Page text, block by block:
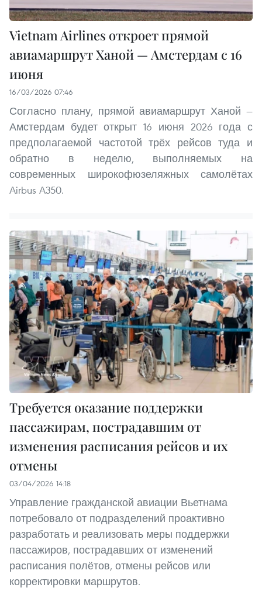
Vietnam Airlines откроет прямой
авиамаршрут Ханой — Амстердам с 16
июня
16/03/2026 07:46
Согласно плану, прямой авиамаршрут Ханой —
Амстердам будет открыт 16 июня 2026 года с
предполагаемой частотой трёх рейсов туда и
обратно в неделю, выполняемых на
современных широкофюзеляжных самолётах
Airbus A350.
Требуется оказание поддержки
пассажирам, пострадавшим от
изменения расписания рейсов и их
отмены
03/04/2026 14:18
Управление гражданской авиации Вьетнама
потребовало от подразделений проактивно
разработать и реализовать меры поддержки
пассажиров, пострадавших от изменений
расписания полётов, отмены рейсов или
корректировки маршрутов.